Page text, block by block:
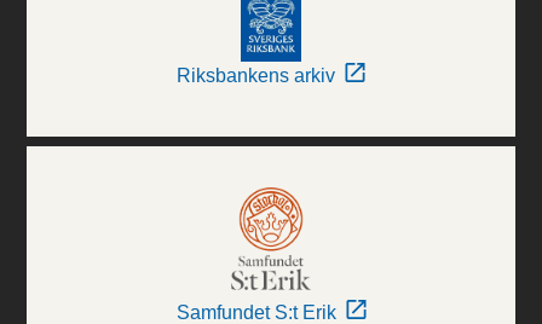
Riksbankens arkiv
Samfundet S:t Erik